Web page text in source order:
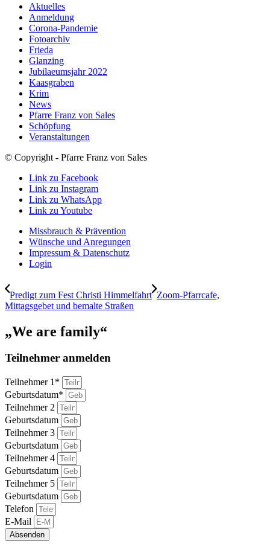
Aktuelles
Anmeldung
Corona-Pandemie
Fotoarchiv
Frieda
Glanzing
Jubilaeumsjahr 2022
Kaasgraben
Krim
News
Pfarre Franz von Sales
Schöpfung
Veranstaltungen
© Copyright - Pfarre Franz von Sales
Link zu Facebook
Link zu Instagram
Link zu WhatsApp
Link zu Youtube
Missbrauch & Prävention
Wünsche und Anregungen
Impressum & Datenschutz
Login
Predigt zum Fest Christi Himmelfahrt Zoom-Pfarrcafe,
Mittagsgebet und bemalte Straßen
„We are family“
Teilnehmer anmelden
Teilnehmer 1*
Geburtsdatum*
Teilnehmer 2
Geburtsdatum
Teilnehmer 3
Geburtsdatum
Teilnehmer 4
Geburtsdatum
Teilnehmer 5
Geburtsdatum
Telefon
E-Mail
Absenden